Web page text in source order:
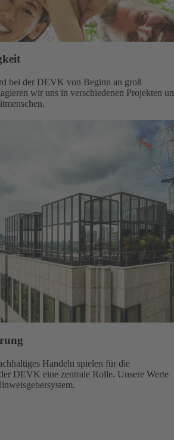
bei der DEVK von Beginn an groß
wir uns in verschiedenen Projekten
Handeln spielen für die
DEVK eine zentrale Rolle. Unsere Werte